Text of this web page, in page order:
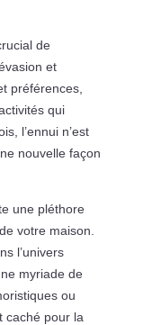
de
et
préférences,
qui
l’ennui n’est
nouvelle façon
une pléthore
votre maison.
l’univers
myriade de
ou
caché pour la